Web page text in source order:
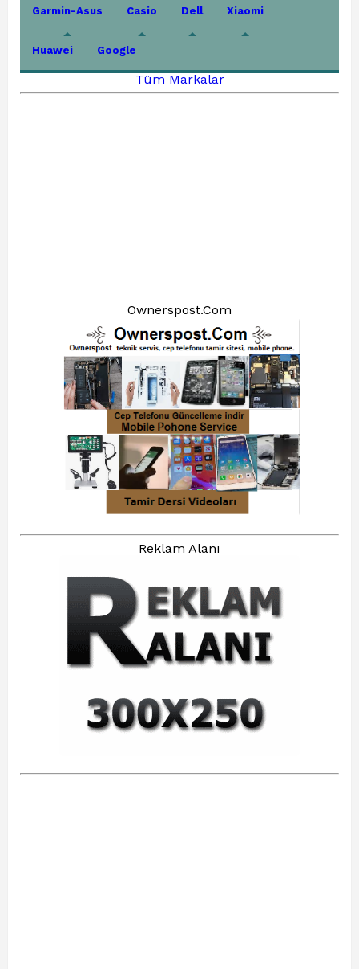
Garmin-Asus Casio Dell Xiaomi
Huawei Google
Tüm Markalar
Ownerspost.Com
Reklam Alanı